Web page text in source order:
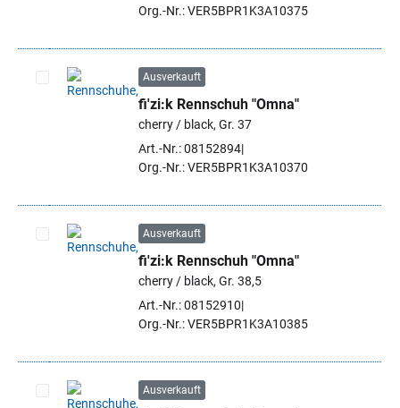
Org.-Nr.: VER5BPR1K3A10375
Artikel auswählen
Ausverkauft
fi'zi:k Rennschuh "Omna"
cherry / black, Gr. 37
Art.-Nr.: 08152894
Org.-Nr.: VER5BPR1K3A10370
Artikel auswählen
Ausverkauft
fi'zi:k Rennschuh "Omna"
cherry / black, Gr. 38,5
Art.-Nr.: 08152910
Org.-Nr.: VER5BPR1K3A10385
Ausverkauft